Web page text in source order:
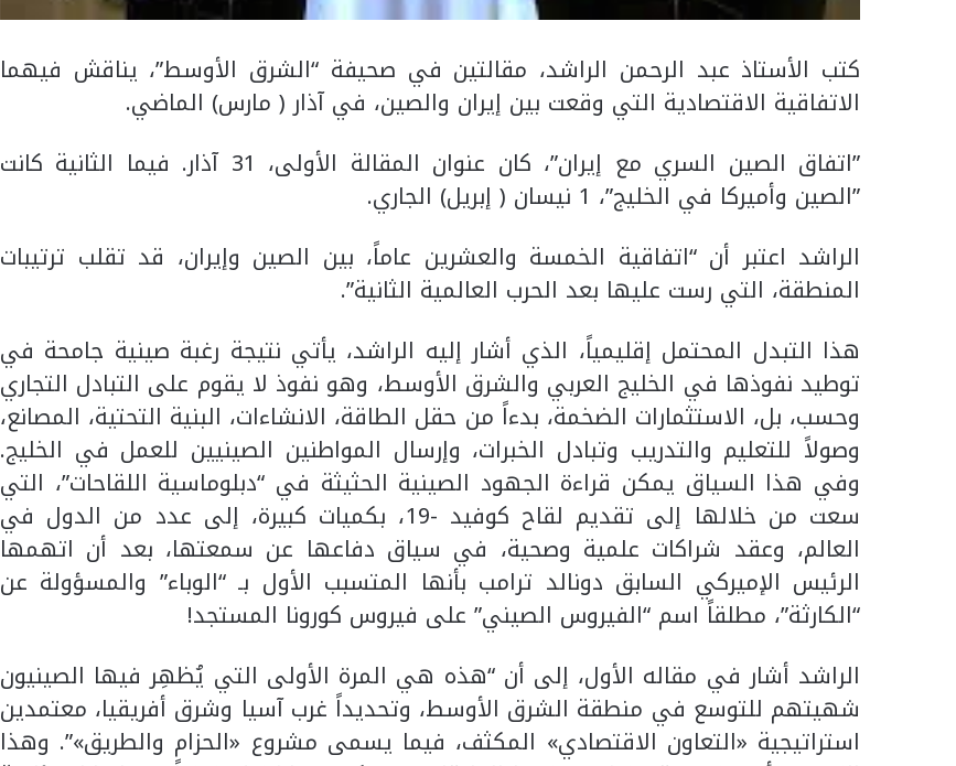
كتب الأستاذ عبد الرحمن الراشد، مقالتين في ‏صحيفة “الشرق الأوسط”، يناقش فيهما
الاتفاقية ‏الاقتصادية التي وقعت بين إيران والصين، في آذار ( مارس) ‏الماضي. ‏
‏”اتفاق الصين السري مع إيران”، كان عنوان ‏المقالة الأولى، 31 آذار. فيما الثانية كانت
‏‏”الصين وأميركا في الخليج”، 1 نيسان ( إبريل) الجاري.‏
الراشد اعتبر أن “اتفاقية الخمسة والعشرين عاماً، ‏بين الصين وإيران، قد تقلب ترتيبات
المنطقة، التي ‏رست عليها بعد الحرب العالمية الثانية”.‏
هذا التبدل المحتمل إقليمياً، الذي أشار إليه ‏الراشد، يأتي نتيجة رغبة صينية جامحة في
توطيد ‏نفوذها في الخليج العربي والشرق الأوسط، وهو نفوذ ‏لا يقوم على التبادل التجاري
وحسب، بل، ‏الاستثمارات الضخمة، بدءاً من حقل الطاقة، ‏الانشاءات، البنية التحتية، المصانع،
وصولاً للتعليم ‏والتدريب وتبادل الخبرات، وإرسال المواطنين ‏الصينيين للعمل في الخليج.
وفي هذا السياق يمكن ‏قراءة الجهود الصينية الحثيثة في “دبلوماسية ‏اللقاحات”، التي
سعت من خلالها إلى تقديم لقاح ‏كوفيد -19، بكميات كبيرة، إلى عدد من الدول في
‏العالم، وعقد شراكات علمية وصحية، في سياق ‏دفاعها عن سمعتها، بعد أن اتهمها
الرئيس الإميركي ‏السابق دونالد ترامب بأنها المتسبب الأول بـ “الوباء” ‏والمسؤولة عن
“الكارثة”، مطلقاً اسم “الفيروس ‏الصيني” على فيروس كورونا المستجد!‏
الراشد أشار في مقاله الأول، إلى أن “هذه هي المرة ‏الأولى التي يُظهِر فيها الصينيون
شهيتهم للتوسع في ‏منطقة الشرق الأوسط، وتحديداً غرب آسيا وشرق ‏أفريقيا، معتمدين
استراتيجية «التعاون الاقتصادي» ‏المكثف، فيما يسمى مشروع «الحزام والطريق»”. ‏وهذا